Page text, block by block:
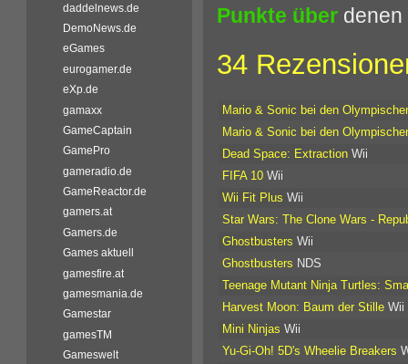
Punkte über denen
34
Mario & Sonic bei den
Mario & Sonic bei den
Dead Space: ExtractionWii
FIFA 10Wii
Wii Fit Plus Wii
Star Wars: The Clone Wars -
Ghostbusters Wii
Ghostbusters NDS
Teenage Mutant Ninja Turtles:
Harvest Moon: Baum der StilleWii
Mini Ninjas Wii
Yu-Gi-Oh! 5D's Wheelie Breakers
daddelnews.de
DemoNews.de
eGames
eurogamer.de
eXp.de
gamaxx
GameCaptain
GamePro
gameradio.de
GameReactor.de
gamers.at
Gamers.de
Games aktuell
gamesfire.at
gamesmania.de
Gamestar
gamesTM
Gameswelt